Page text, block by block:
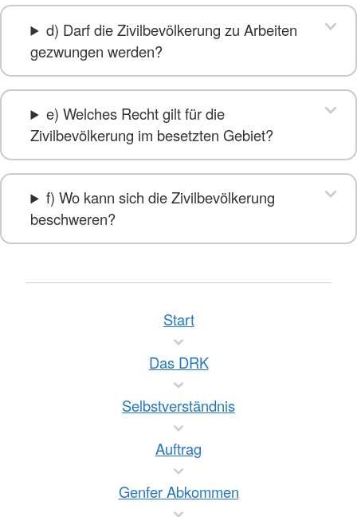
d) Darf die Zivilbevölkerung zu Arbeiten
gezwungen werden?
e) Welches Recht gilt für die
Zivilbevölkerung im besetzten Gebiet?
f) Wo kann sich die Zivilbevölkerung
beschweren?
Start
Das DRK
Selbstverständnis
Auftrag
Genfer Abkommen